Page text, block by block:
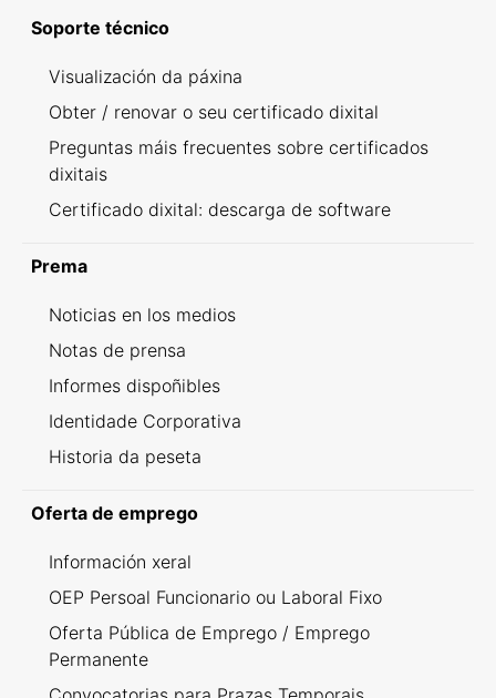
Soporte técnico
Visualización da páxina
Obter / renovar o seu certificado dixital
Preguntas máis frecuentes sobre certificados
dixitais
Certificado dixital: descarga de software
Prema
Noticias en los medios
Notas de prensa
Informes dispoñibles
Identidade Corporativa
Historia da peseta
Oferta de emprego
Información xeral
OEP Persoal Funcionario ou Laboral Fixo
Oferta Pública de Emprego / Emprego
Permanente